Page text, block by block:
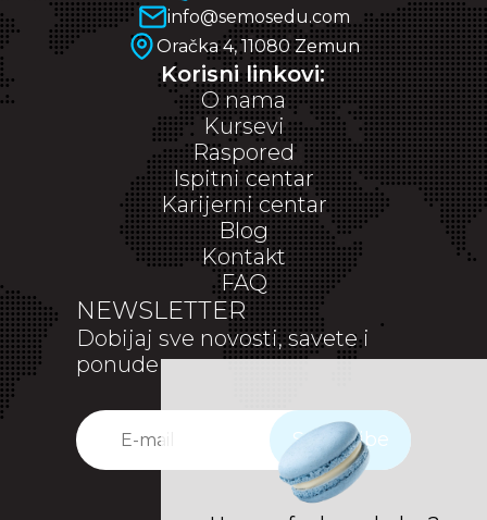
info@semosedu.com
Oračka 4, 11080 Zemun
Korisni linkovi:
O nama
Kursevi
Raspored
Ispitni centar
Karijerni centar
Blog
Kontakt
FAQ
NEWSLETTER
Dobijaj sve novosti, savete i
ponude
Subscribe